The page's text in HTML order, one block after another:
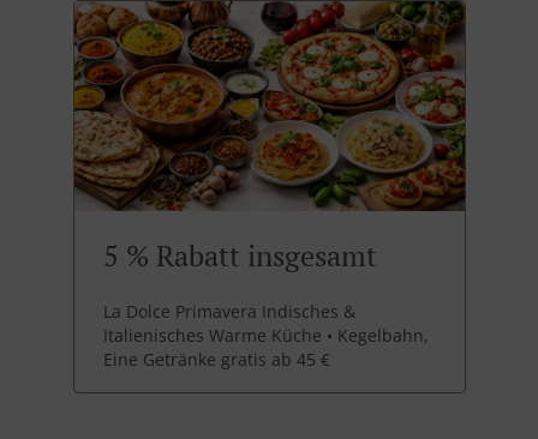
5 % Rabatt insgesamt
La Dolce Primavera Indisches &
Italienisches Warme Küche • Kegelbahn,
Eine Getränke gratis ab 45 €